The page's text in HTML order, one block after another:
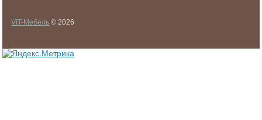
VIT-Мебель © 2026